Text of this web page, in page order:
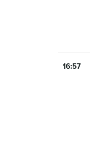
16:57